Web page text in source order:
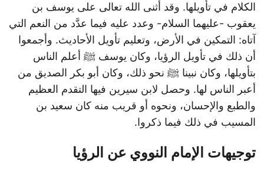
الكلام في تأويلها. وقد أثنى الله تعالى على يوسف بن
يعقوب -عليهما السلام- وعدد عليه فيما عدَّد من النعم التي
آتاه: التمكين في الأرض، وتعليم تأويل الأحاديث. وأجمعوا
أن ذلك في تأويل الرؤيا، وكان يوسف ﷺ أعلم الناس
بتأويلها، وكان نبينا ﷺ نحو ذلك، وكان أبو بكر الصديق من
أعبر الناس لها. وحصل لابن سيرين فيها التقدم العظيم
والطبع والإحسان، ونحوه أو قريب منه كان سعيد بن
المسيب في ذلك فيما ذكروا.
توجيهات الإمام النووي عن الرؤيا